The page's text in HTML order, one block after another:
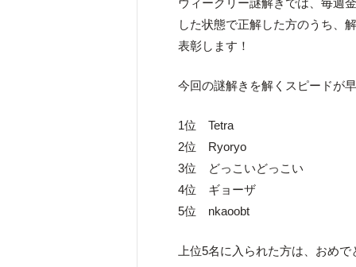
ウィークリー謎解きでは、毎週
した状態で正解した方のうち、
表彰します！
今回の謎解きを解くスピードが
1位 Tetra
2位 Ryoryo
3位 どっこいどっこい
4位 ギョーザ
5位 nkaoobt
上位5名に入られた方は、おめ